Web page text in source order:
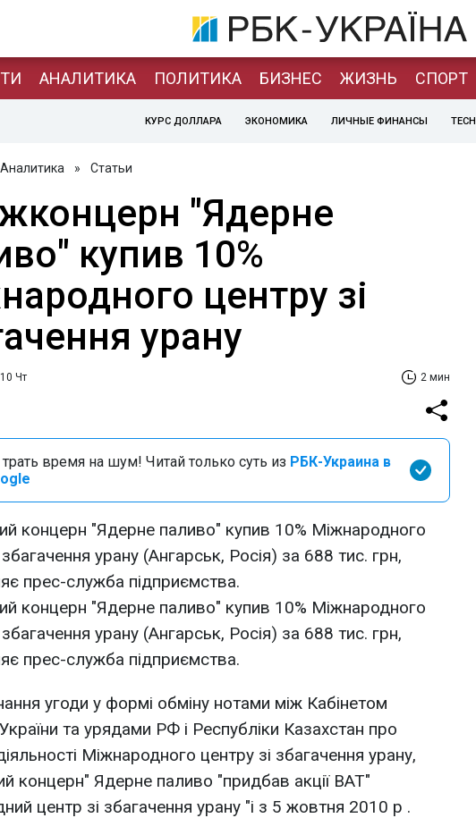
АНАЛИТИКА ПОЛИТИКА БИЗНЕС ЖИЗНЬ СПОРТ
КУРС ДОЛЛАРА ЭКОНОМИКА ЛИЧНЫЕ ФИНАНСЫ TECH
Аналитика » Статьи
"Ядерне
купив 10%
центру зі
урану
Чт 2 мин
время на шум! Читай только суть из РБК-Украина в
концерн "Ядерне паливо" купив 10% Міжнародного
збагачення урану (Ангарськ, Росія) за 688 тис. грн,
прес-служба підприємства.
концерн "Ядерне паливо" купив 10% Міжнародного
збагачення урану (Ангарськ, Росія) за 688 тис. грн,
прес-служба підприємства.
угоди у формі обміну нотами між Кабінетом
України та урядами РФ і Республіки Казахстан про
Міжнародного центру зі збагачення урану,
концерн" Ядерне паливо "придбав акції ВАТ"
центр зі збагачення урану "і з 5 жовтня 2010 р .